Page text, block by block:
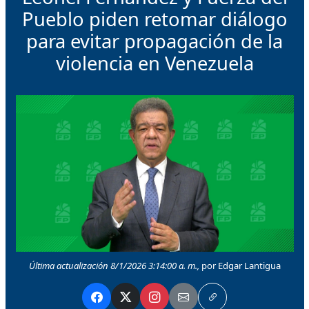
Pueblo piden retomar diálogo
para evitar propagación de la
violencia en Venezuela
Última actualización 8/1/2026 3:14:00 a. m., por Edgar Lantigua